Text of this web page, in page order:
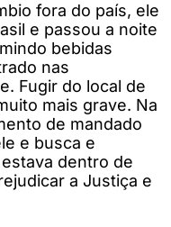
fora do país, ele
e passou a noite
bebidas
nas
Fugir do local de
mais grave. Na
de mandado
e busca e
dentro de
a Justiça e